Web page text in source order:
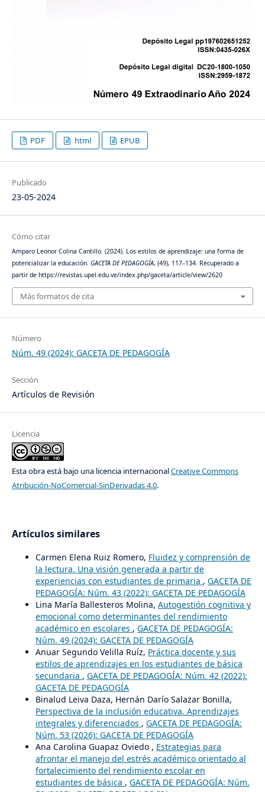
PDF html EPUB
Publicado
23-05-2024
Cómo citar
Amparo Leonor Colina Cantillo. (2024). Los estilos de aprendizaje: una forma de
potencializar la educación. GACETA DE PEDAGOGÍA, (49), 117–134. Recuperado a
partir de https://revistas.upel.edu.ve/index.php/gaceta/article/view/2620
Más formatos de cita
Número
Núm. 49 (2024): GACETA DE PEDAGOGÍA
Sección
Artículos de Revisión
Licencia
Esta obra está bajo una licencia internacionalCreative Commons
Atribución-NoComercial-SinDerivadas 4.0.
Artículos similares
Carmen Elena Ruiz Romero, Fluidez y comprensión de
la lectura. Una visión generada a partir de
experiencias con estudiantes de primaria , GACETA DE
PEDAGOGÍA: Núm. 43 (2022): GACETA DE PEDAGOGÍA
Lina María Ballesteros Molina, Autogestión cognitiva y
emocional como determinantes del rendimiento
académico en escolares , GACETA DE PEDAGOGÍA:
Núm. 49 (2024): GACETA DE PEDAGOGÍA
Anuar Segundo Velilla Ruíz, Práctica docente y sus
estilos de aprendizajes en los estudiantes de básica
secundaria , GACETA DE PEDAGOGÍA: Núm. 42 (2022):
GACETA DE PEDAGOGÍA
Binalud Leiva Daza, Hernán Darío Salazar Bonilla,
Perspectiva de la inclusión educativa. Aprendizajes
integrales y diferenciados , GACETA DE PEDAGOGÍA:
Núm. 53 (2026): GACETA DE PEDAGOGÍA
Ana Carolina Guapaz Oviedo , Estrategias para
afrontar el manejo del estrés académico orientado al
fortalecimiento del rendimiento escolar en
estudiantes de básica , GACETA DE PEDAGOGÍA: Núm.